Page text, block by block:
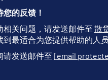
您的反馈！
相关问题，请发送邮件至 散
到最适合为您提供帮助的人员
请发送邮件至 [email